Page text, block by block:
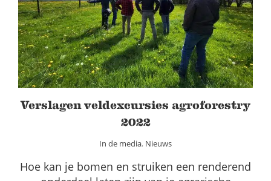
2022
In de media Nieuws
Verslagen veldexcursies agroforestry
2022
In de media, Nieuws
Hoe kan je bomen en struiken een renderend